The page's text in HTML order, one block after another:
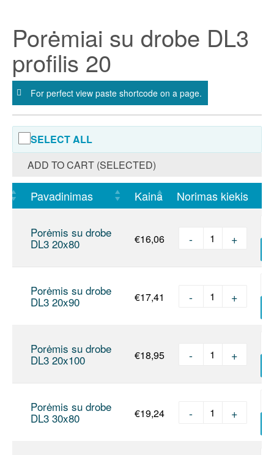
contentPorėmiai su drobe DL3
profilis 20
For perfect view paste shortcode on a page.
SELECT ALL
ADD TO CART (SELECTED)
Pavadinimas Kaina Norimas kiekis
Porėmis su drobe
DL3 20x80 €16,06 produkto
- +
Porėmis su drobe
DL3 20x90 €17,41 produkto
- +
Porėmis su drobe
DL3 20x100 €18,95 produkto
- +
Porėmis su drobe
DL3 30x80 €19,24 produkto
- +